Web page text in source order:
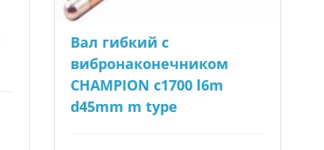
Вал гибкий с
вибронаконечником
CHAMPION c1700 l6m
d45mm m type